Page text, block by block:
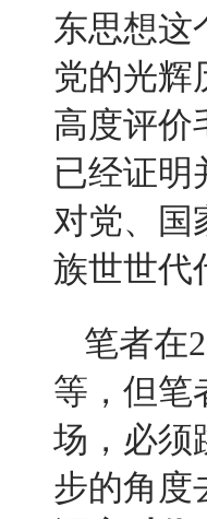
东思想这
党的光辉
高度评价
已经证明
对党、国
族世世代
笔者在
等，但笔
场，必须
步的角度